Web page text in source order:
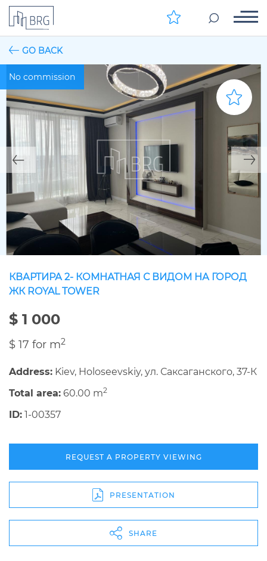
GO BACK
No commission
КВАРТИРА 2- КОМНАТНАЯ С ВИДОМ НА ГОРОД
ЖК ROYAL TOWER
$ 1 000
$ 17 for m2
Address: Kiev, Holoseevskiy, ул. Саксаганского, 37-К
Total area: 60.00 m2
ID: 1-00357
REQUEST A PROPERTY VIEWING
PRESENTATION
SHARE